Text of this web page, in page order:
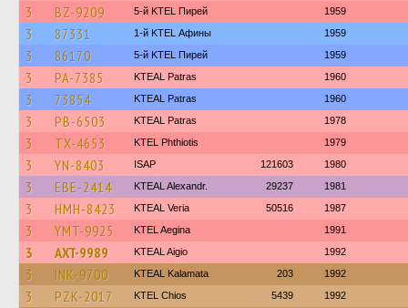
3 BZ-9209 5-й KTEL Пирей 1959
3 87331 1-й KTEL Афины 1959
3 86170 5-й KTEL Пирей 1959
3 PA-7385 KTEAL Patras 1960
3 73854 KTEAL Patras 1960
3 PB-6503 KTEAL Patras 1978
3 TX-4653 ΚΤΕL Phthiotis 1979
3 YN-8403 ISAP 121603 1980
3 EBE-2414 KTEAL Alexandr. 29237 1981
3 HMH-8423 KTEAL Veria 50516 1987
3 YMT-9925 KTEL Aegina 1991
3 AXT-9989 KTEAL Aigio 1992
3 INK-9700 KTEAL Kalamata 203 1992
3 PZK-2017 KTEL Chios 5439 1992